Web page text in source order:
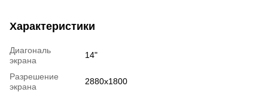
Характеристики
Диагональ
экрана
14"
Разрешение
экрана
2880x1800